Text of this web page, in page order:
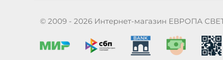
© 2009 - 2026 Интернет-магазин ЕВРОПА